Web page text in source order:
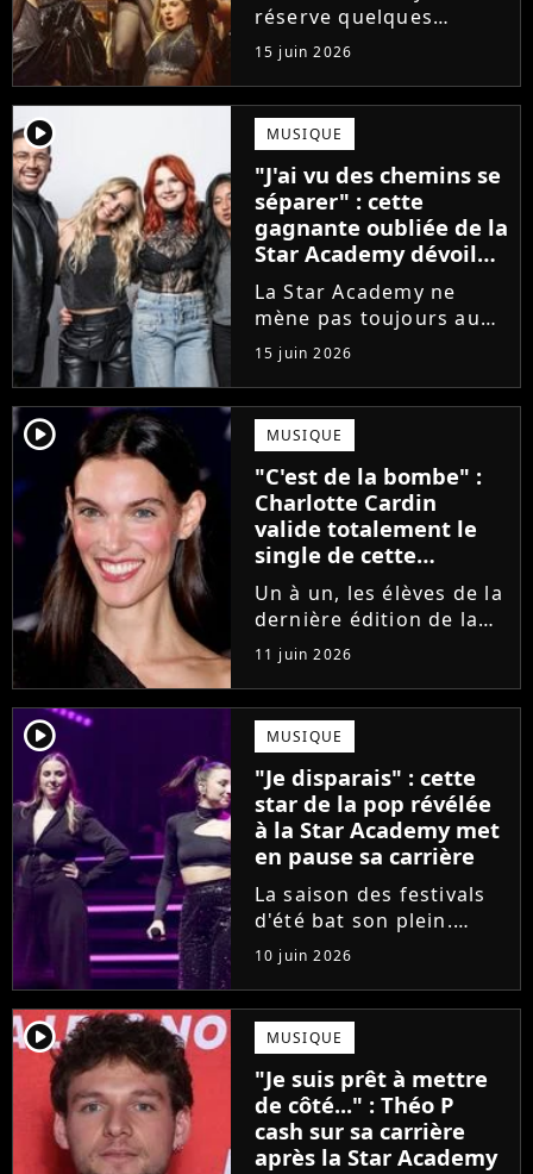
réserve quelques
surprises. Cette
gagnante totalement
oubliée de l'émission
est aujourd'hui plus
écoutée en streaming
que Jenifer et Nolwenn
Leroy !
15 juin 2026
player2 MUSIQUE
"J'ai vu des chemins se
séparer" : cette
gagnante oubliée de la
Star Academy dévoile
l'envers du décor du
métier
La Star Academy ne
mène pas toujours au
succès. Après l'échec de
son premier album,
Anisha Jo, gagnante de
la Star Academy 2022, a
vu beaucoup de portes
se fermer. Sur
Instagram, elle...
15 juin 2026
player2 MUSIQUE
"C'est de la bombe" :
Charlotte Cardin
valide totalement le
single de cette
ancienne élève de la
Star Academy
Un à un, les élèves de la
dernière édition de la
Star Academy se font
une place dans le nid.
Dans le sillage d'Ambre,
c'est au tour de Lily
Campa de présenter
son univers à travers...
11 juin 2026
player2 MUSIQUE
"Je disparais" : cette
star de la pop révélée
à la Star Academy met
en pause sa carrière
La saison des festivals
d'été bat son plein.
Avant sa venue à
Solidays ou aux
Francofolies, cette
chanteuse phare de la
pop francophone fait
une annonce de taille :
une fois sa tournée...
10 juin 2026
player2 MUSIQUE
"Je suis prêt à mettre
de côté..." : Théo P
cash sur sa carrière
après la Star Academy